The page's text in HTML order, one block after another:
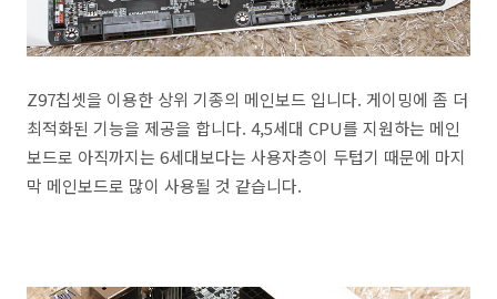
Z97칩셋을 이용한 상위 기종의 메인보드 입니다. 게이밍에 좀 더
최적화된 기능을 제공을 합니다. 4,5세대 CPU를 지원하는 메인
보드로 아직까지는 6세대보다는 사용자층이 두텁기 때문에 마지
막 메인보드로 많이 사용될 것 같습니다.